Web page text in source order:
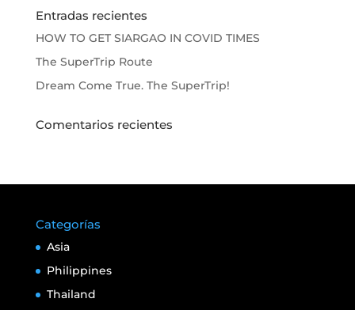
Entradas recientes
HOW TO GET SIARGAO IN COVID TIMES
The SuperTrip Route
Dream Come True. The SuperTrip!
Comentarios recientes
Categorías
Asia
Philippines
Thailand